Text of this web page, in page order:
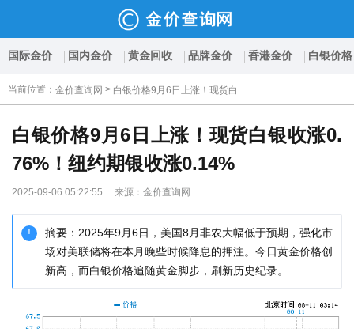
国际金价 国内金价 黄金回收 品牌金价 香港金价 白银价格
当前位置 ： 金价查询网 > 白银价格9月6日上涨！现货白银收涨0.76%！纽约期银收涨0.14%
白银价格9月6日上涨！现货白银收涨0.
76%！纽约期银收涨0.14%
2025-09-06 05:22:55 来源：金价查询网
摘要：2025年9月6日，美国8月非农大幅低于预期，强化市
场对美联储将在本月晚些时候降息的押注。今日黄金价格创
新高，而白银价格追随黄金脚步，刷新历史纪录。